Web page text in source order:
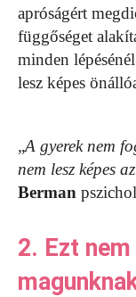
apróságért
függőséget
minden
lesz képes
„A gyerek nem
nem lesz képes
Berman
2. Ezt